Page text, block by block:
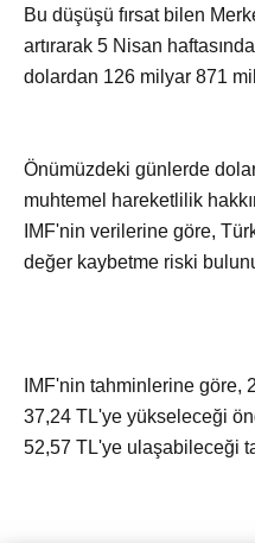
Bu düşüşü fırsat bilen
artırarak 5 Nisan
dolardan 126 milyar 871
Önümüzdeki günlerde
muhtemel hareketlilik
IMF'nin verilerine göre,
değer kaybetme riski
IMF'nin tahminlerine göre,
37,24 TL'ye yükseleceği
52,57 TL'ye ulaşabileceği